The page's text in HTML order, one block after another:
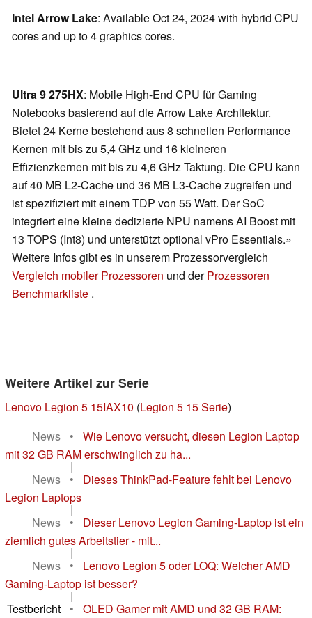
Intel Arrow Lake: Available Oct 24, 2024 with hybrid CPU
cores and up to 4 graphics cores.
Ultra 9 275HX: Mobile High-End CPU für Gaming
Notebooks basierend auf die Arrow Lake Architektur.
Bietet 24 Kerne bestehend aus 8 schnellen Performance
Kernen mit bis zu 5,4 GHz und 16 kleineren
Effizienzkernen mit bis zu 4,6 GHz Taktung. Die CPU kann
auf 40 MB L2-Cache und 36 MB L3-Cache zugreifen und
ist spezifiziert mit einem TDP von 55 Watt. Der SoC
integriert eine kleine dedizierte NPU namens AI Boost mit
13 TOPS (Int8) und unterstützt optional vPro Essentials.»
Weitere Infos gibt es in unserem Prozessorvergleich
Vergleich mobiler Prozessoren und derProzessoren
Benchmarkliste .
Weitere Artikel zur Serie
Lenovo Legion 5 15IAX10 (Legion 5 15 Serie)
News
•
Wie Lenovo versucht, diesen Legion Laptop
mit 32 GB RAM erschwinglich zu ha...
|
News
•
Dieses ThinkPad-Feature fehlt bei Lenovo
Legion Laptops
|
News
•
Dieser Lenovo Legion Gaming-Laptop ist ein
ziemlich gutes Arbeitstier - mit...
|
News
•
Lenovo Legion 5 oder LOQ: Welcher AMD
Gaming-Laptop ist besser?
|
Testbericht
•
OLED Gamer mit AMD und 32 GB RAM: